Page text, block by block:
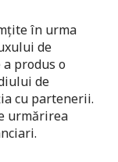
în urma
de
produs o
de
cu partenerii.
urmărirea